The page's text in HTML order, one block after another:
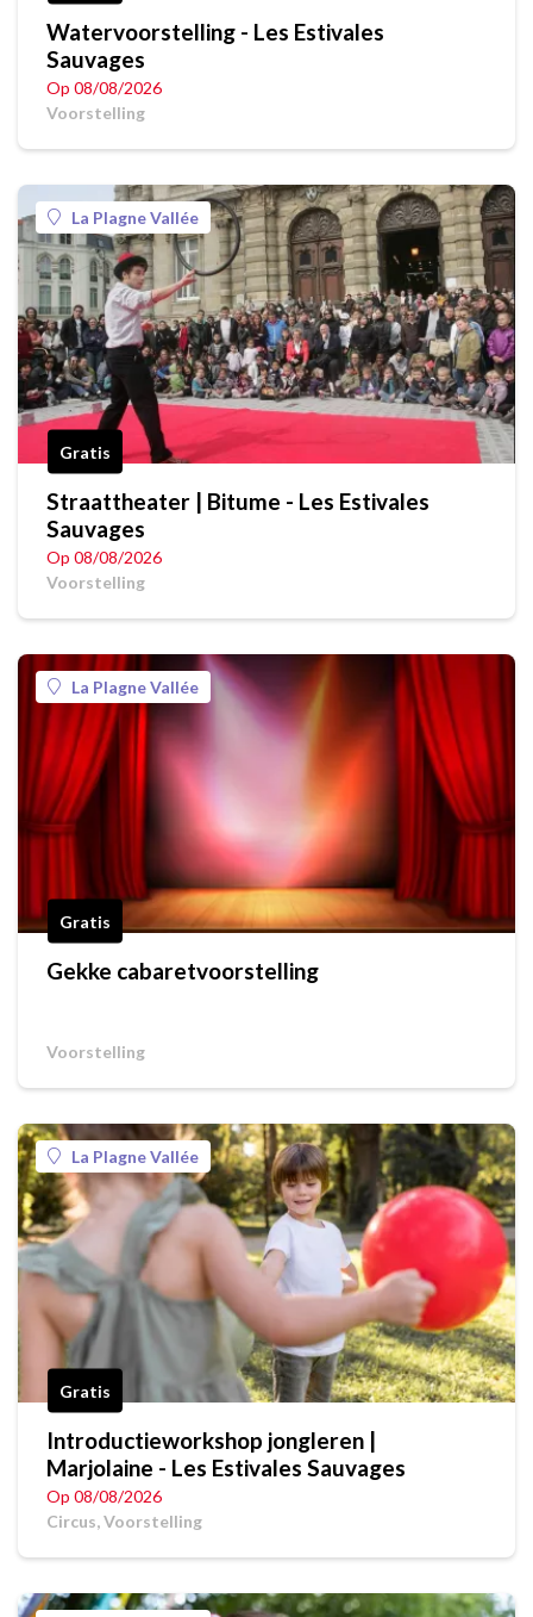
Watervoorstelling - Les Estivales
Sauvages
Op 08/08/2026
Voorstelling
La Plagne Vallée
Gratis
Straattheater | Bitume - Les Estivales
Sauvages
Op 08/08/2026
Voorstelling
La Plagne Vallée
Gratis
Gekke cabaretvoorstelling
Voorstelling
La Plagne Vallée
Gratis
Introductieworkshop jongleren |
Marjolaine - Les Estivales Sauvages
Op 08/08/2026
Circus, Voorstelling